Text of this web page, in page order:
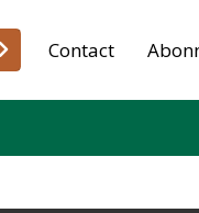
Contact